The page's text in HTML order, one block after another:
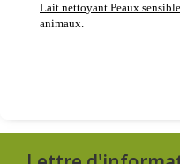
Lait nettoyant Peaux
animaux.